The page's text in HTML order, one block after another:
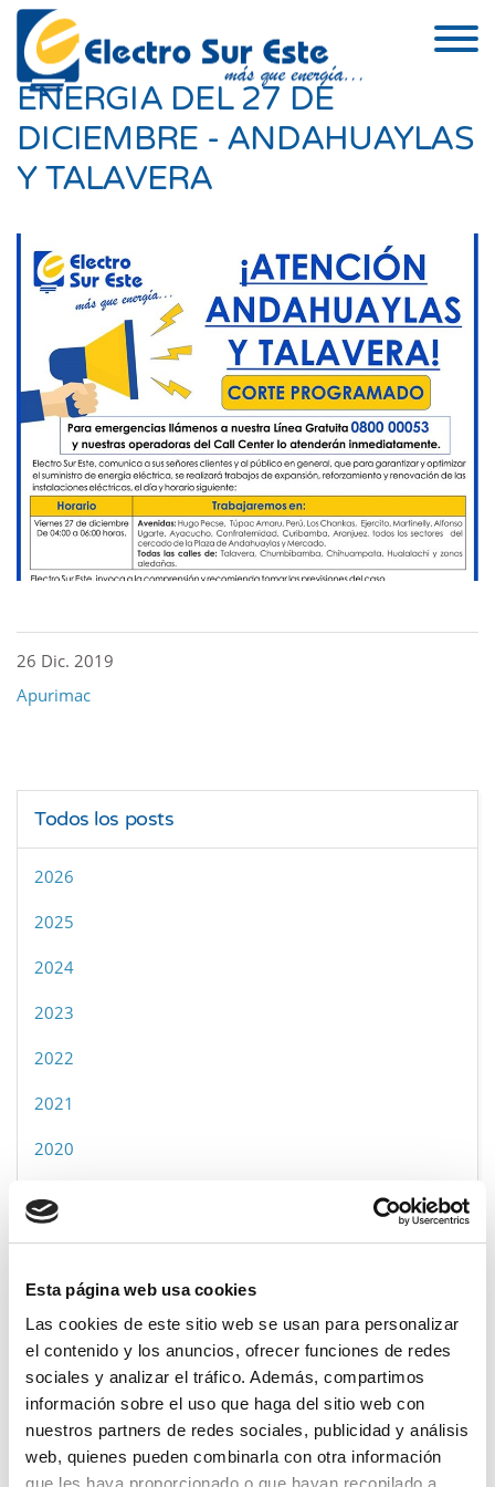
Esta página web usa cookies
Las cookies de este sitio web se usan para personalizar
el contenido y los anuncios, ofrecer funciones de redes
sociales y analizar el tráfico. Además, compartimos
información sobre el uso que haga del sitio web con
nuestros partners de redes sociales, publicidad y análisis
web, quienes pueden combinarla con otra información
que les haya proporcionado o que hayan recopilado a
COMUNICADO DE CORTE DE
ENERGIA DEL 27 DE
DICIEMBRE - ANDAHUAYLAS
Y TALAVERA
26 Dic. 2019
Apurimac
Todos los posts
2026
2025
2024
2023
2022
2021
2020
2018
Categorías
Cusco
Madre de dios
Apurimac